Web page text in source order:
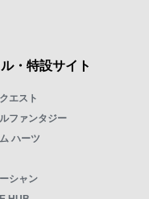
・特設サイト
エスト
ファンタジー
ハーツ
シャン